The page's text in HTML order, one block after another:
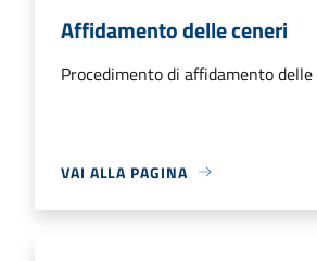
Affidamento delle ceneri
Procedimento di affidamento
VAI ALLA PAGINA